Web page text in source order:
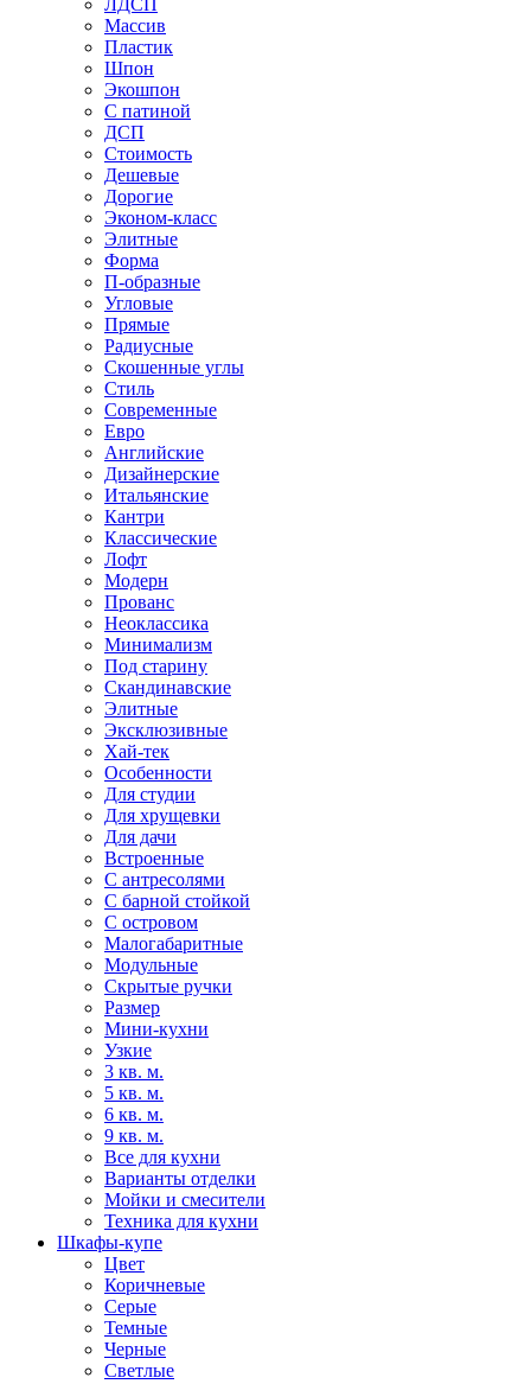
ЛДСП
Массив
Пластик
Шпон
Экошпон
С патиной
ДСП
Стоимость
Дешевые
Дорогие
Эконом-класс
Элитные
Форма
П-образные
Угловые
Прямые
Радиусные
Скошенные углы
Стиль
Современные
Евро
Английские
Дизайнерские
Итальянские
Кантри
Классические
Лофт
Модерн
Прованс
Неоклассика
Минимализм
Под старину
Скандинавские
Элитные
Эксклюзивные
Хай-тек
Особенности
Для студии
Для хрущевки
Для дачи
Встроенные
С антресолями
С барной стойкой
С островом
Малогабаритные
Модульные
Скрытые ручки
Размер
Мини-кухни
Узкие
3 кв. м.
5 кв. м.
6 кв. м.
9 кв. м.
Все для кухни
Варианты отделки
Мойки и смесители
Техника для кухни
Шкафы-купе
Цвет
Коричневые
Серые
Темные
Черные
Светлые